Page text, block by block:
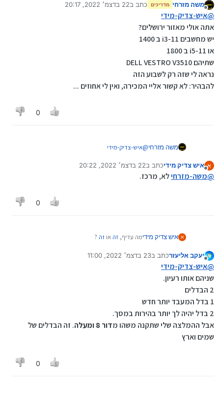
משה מזרחי מדריכים כתב ב22 בדצמ׳ 2022, 20:17
נערך לאחרונה על ידי משה מזרחי
@איש-צדיק-מידי
אתה אולי מאזור ירושלים?
יש מחשבים i3-11 ב 1400
או i5-11 ב 1800
שתיהם DELL VESTRO V3510
נראה לי שזה רק לשבוע הזה
להבהיר: לא קשור אליי המכירה, ואין לי אחוזים ...
0
משה מזרחי@איש-צדיק-מידי
יש מחשבים i3-11 ב 1400
או i5-11 ב 1800
להבהיר: לא קשור אליי המכירה, ואין לי אחוזים ...
א
מנותק
איש צדיק מידיכתב ב22 בדצמ׳ 2022, 20:22
נערך לאחרונה על ידי
@משה-מזרחילא, מרכז.
0
א איש צדיק מידימה עדיף, זהאו זה ?
יעקב אליעזרכתב ב23 בדצמ׳ 2022, 11:00
נערך לאחרונה על ידי
@איש-צדיק-מידי
שניהם אותו רעיון.
2 הבדלים
1 בדל המעבד יותר חדש
2 בדל יהיה לך יותר בהירות במסך.
אבל ההמלצה שלי שתקנה משהו מדור 8 ומעלה
. זה הבדלים של
שמים וארץ
0